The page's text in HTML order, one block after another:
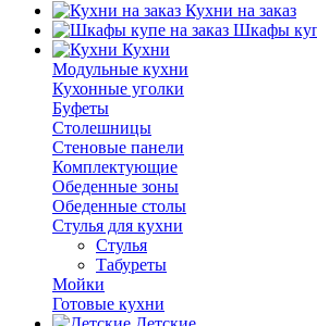
Кухни на заказ
Шкафы
Кухни
Модульные кухни
Кухонные уголки
Буфеты
Столешницы
Стеновые панели
Комплектующие
Обеденные зоны
Обеденные столы
Стулья для кухни
Cтулья
Табуреты
Мойки
Готовые кухни